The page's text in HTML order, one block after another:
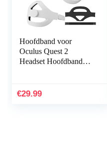
Hoofdband voor
Oculus Quest 2
Headset Hoofdband
Verlaag de Kopdruk…
€29.99